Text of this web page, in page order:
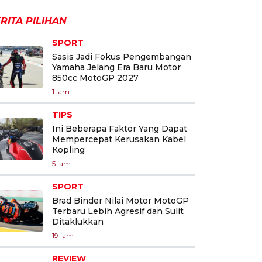
PILIHAN
SPORT
Sasis Jadi Fokus Pengembangan
Yamaha Jelang Era Baru Motor
850cc MotoGP 2027
1 jam
TIPS
Ini Beberapa Faktor Yang Dapat
Mempercepat Kerusakan Kabel
Kopling
5 jam
SPORT
Brad Binder Nilai Motor MotoGP
Terbaru Lebih Agresif dan Sulit
Ditaklukkan
19 jam
REVIEW